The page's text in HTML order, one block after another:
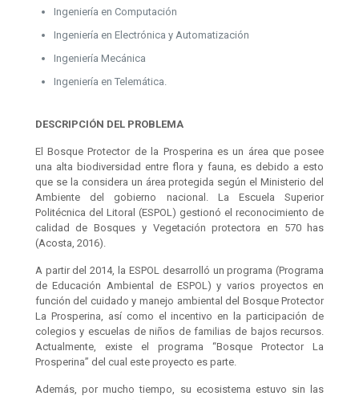
Ingeniería en Computación
Ingeniería en Electrónica y Automatización
Ingeniería Mecánica
Ingeniería en Telemática.
DESCRIPCIÓN DEL PROBLEMA
El Bosque Protector de la Prosperina es un área que posee
una alta biodiversidad entre flora y fauna, es debido a esto
que se la considera un área protegida según el Ministerio del
Ambiente del gobierno nacional. La Escuela Superior
Politécnica del Litoral (ESPOL) gestionó el reconocimiento de
calidad de Bosques y Vegetación protectora en 570 has
(Acosta, 2016).
A partir del 2014, la ESPOL desarrolló un programa (Programa
de Educación Ambiental de ESPOL) y varios proyectos en
función del cuidado y manejo ambiental del Bosque Protector
La Prosperina, así como el incentivo en la participación de
colegios y escuelas de niños de familias de bajos recursos.
Actualmente, existe el programa “Bosque Protector La
Prosperina” del cual este proyecto es parte.
Además, por mucho tiempo, su ecosistema estuvo sin las